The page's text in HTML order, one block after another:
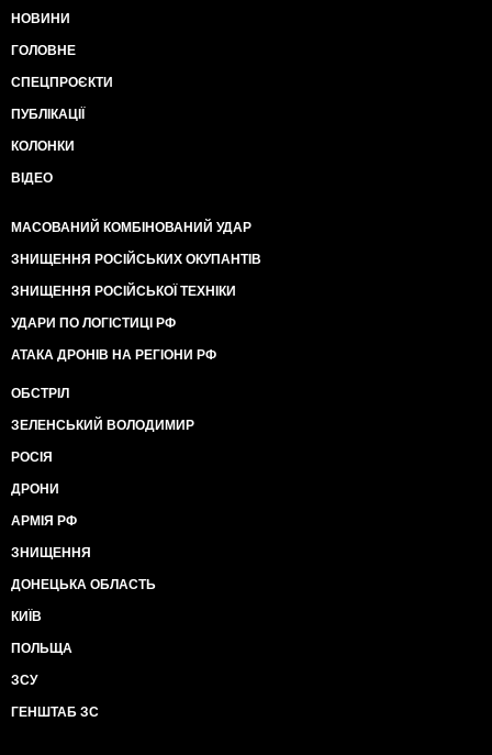
НОВИНИ
ГОЛОВНЕ
СПЕЦПРОЄКТИ
ПУБЛІКАЦІЇ
КОЛОНКИ
ВІДЕО
МАСОВАНИЙ КОМБІНОВАНИЙ УДАР
ЗНИЩЕННЯ РОСІЙСЬКИХ ОКУПАНТІВ
ЗНИЩЕННЯ РОСІЙСЬКОЇ ТЕХНІКИ
УДАРИ ПО ЛОГІСТИЦІ РФ
АТАКА ДРОНІВ НА РЕГІОНИ РФ
ОБСТРІЛ
ЗЕЛЕНСЬКИЙ ВОЛОДИМИР
РОСІЯ
ДРОНИ
АРМІЯ РФ
ЗНИЩЕННЯ
ДОНЕЦЬКА ОБЛАСТЬ
КИЇВ
ПОЛЬЩА
ЗСУ
ГЕНШТАБ ЗС